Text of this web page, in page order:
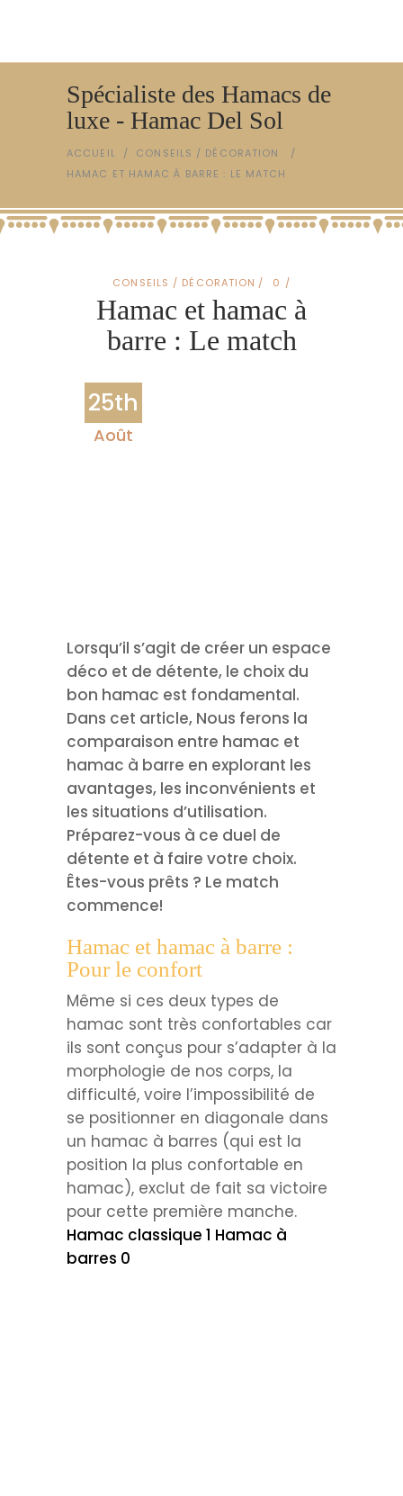
Spécialiste des Hamacs de
luxe - Hamac Del Sol
ACCUEIL / CONSEILS / DÉCORATION
/
HAMAC ET HAMAC À BARRE : LE MATCH
CONSEILS / DÉCORATION 0
Hamac et hamac à
barre : Le match
25th
Août
Lorsqu’il s’agit de créer un espace
déco et de détente, le choix du
bon hamac est fondamental.
Dans cet article, Nous ferons la
comparaison entre hamac et
hamac à barre en explorant les
avantages, les inconvénients et
les situations d’utilisation.
Préparez-vous à ce duel de
détente et à faire votre choix.
Êtes-vous prêts ? Le match
commence!
Hamac et hamac à barre :
Pour le confort
Même si ces deux types de
hamac sont très confortables car
ils sont conçus pour s’adapter à la
morphologie de nos corps, la
difficulté, voire l’impossibilité de
se positionner en diagonale dans
un hamac à barres (qui est la
position la plus confortable en
hamac), exclut de fait sa victoire
pour cette première manche.
Hamac classique 1 Hamac à
barres 0